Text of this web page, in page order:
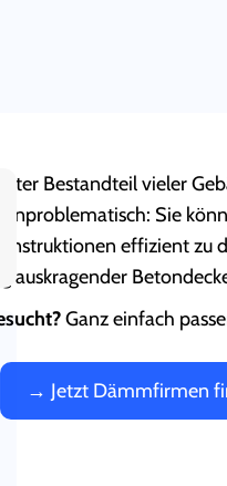
Bestandteil vieler
unproblematisch: Sie
effizient
auskragender
Ganz einfach
→ Jetzt Dämmfirmen